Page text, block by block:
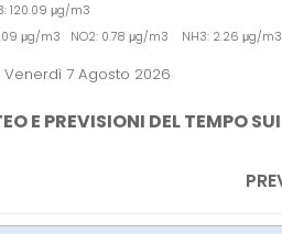
120.09 μg/m3
μg/m3 NO2: 0.78 μg/m3 NH3: 2.26 μg/m3
7 Agosto 2026
E PREVISIONI DEL TEMPO